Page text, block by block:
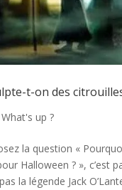
t-on des
What's up ?
la question «
Halloween ? », c’est
la légende Jack